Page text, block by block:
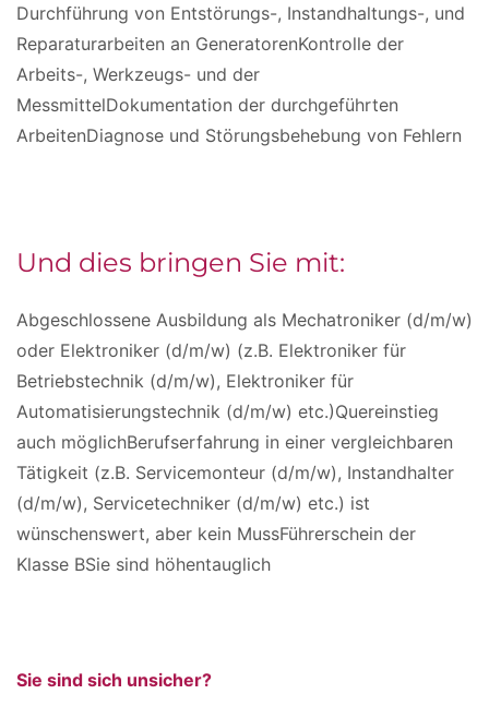
Durchführung von Entstörungs-, Instandhaltungs-, und
Reparaturarbeiten an GeneratorenKontrolle der
Arbeits-, Werkzeugs- und der
MessmittelDokumentation der durchgeführten
ArbeitenDiagnose und Störungsbehebung von Fehlern
Und dies bringen Sie mit:
Abgeschlossene Ausbildung als Mechatroniker (d/m/w)
oder Elektroniker (d/m/w) (z.B. Elektroniker für
Betriebstechnik (d/m/w), Elektroniker für
Automatisierungstechnik (d/m/w) etc.)Quereinstieg
auch möglichBerufserfahrung in einer vergleichbaren
Tätigkeit (z.B. Servicemonteur (d/m/w), Instandhalter
(d/m/w), Servicetechniker (d/m/w) etc.) ist
wünschenswert, aber kein MussFührerschein der
Klasse BSie sind höhentauglich
Sie sind sich unsicher?